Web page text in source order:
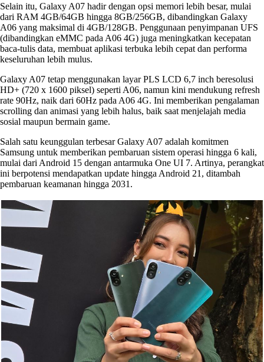
Selain itu, Galaxy A07 hadir dengan opsi memori lebih besar, mulai
dari RAM 4GB/64GB hingga 8GB/256GB, dibandingkan Galaxy
A06 yang maksimal di 4GB/128GB. Penggunaan penyimpanan UFS
(dibandingkan eMMC pada A06 4G) juga meningkatkan kecepatan
baca-tulis data, membuat aplikasi terbuka lebih cepat dan performa
keseluruhan lebih mulus.
Galaxy A07 tetap menggunakan layar PLS LCD 6,7 inch beresolusi
HD+ (720 x 1600 piksel) seperti A06, namun kini mendukung refresh
rate 90Hz, naik dari 60Hz pada A06 4G. Ini memberikan pengalaman
scrolling dan animasi yang lebih halus, baik saat menjelajah media
sosial maupun bermain game.
Salah satu keunggulan terbesar Galaxy A07 adalah komitmen
Samsung untuk memberikan pembaruan sistem operasi hingga 6 kali,
mulai dari Android 15 dengan antarmuka One UI 7. Artinya, perangkat
ini berpotensi mendapatkan update hingga Android 21, ditambah
pembaruan keamanan hingga 2031.